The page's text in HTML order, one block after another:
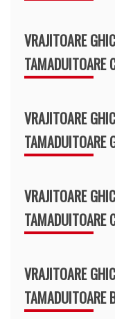
VRAJITOARE
TAMADUITOARE
VRAJITOARE
TAMADUITOARE
VRAJITOARE
TAMADUITOARE
VRAJITOARE
TAMADUITOARE